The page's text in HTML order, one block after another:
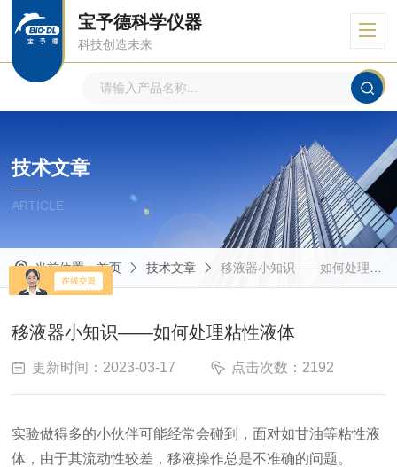
宝予德科学仪器
科技创造未来
技术文章
ARTICLE
当前位置：首页 技术文章 移液器小知识——如何处理粘性液体
移液器小知识——如何处理粘性液体
更新时间：2023-03-17 点击次数：2192
实验做得多的小伙伴可能经常会碰到，面对如甘油等粘性液
体，由于其流动性较差，移液操作总是不准确的问题。